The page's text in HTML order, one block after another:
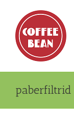
content
paberfiltrid